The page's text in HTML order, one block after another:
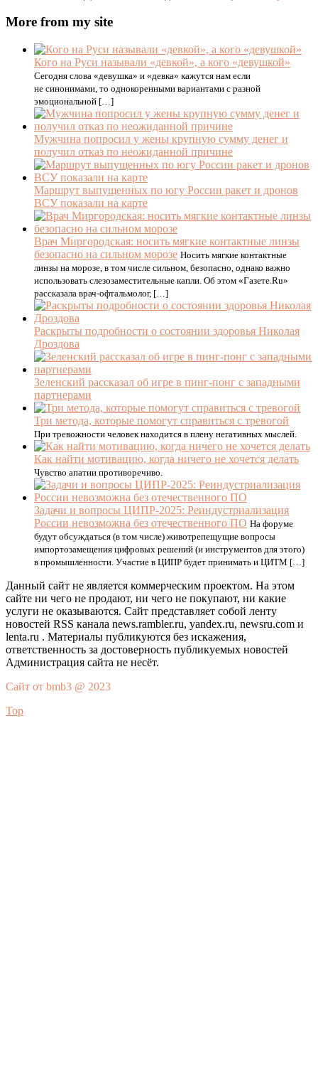
More from my site
Кого на Руси называли «девкой», а кого «девушкой»
Сегодня слова «девушка» и «девка» кажутся нам если
не синонимами, то однокоренными вариантами с разной
эмоциональной […]
Мужчина попросил у жены крупную сумму денег и
получил отказ по неожиданной причине
Маршрут выпущенных по югу России ракет и дронов
ВСУ показали на карте
Врач Миргородская: носить мягкие контактные линзы
безопасно на сильном морозе Носить мягкие контактные
линзы на морозе, в том числе сильном, безопасно, однако важно
использовать слезозаместительные капли. Об этом «Газете.Ru»
рассказала врач-офтальмолог, […]
Раскрыты подробности о состоянии здоровья Николая
Дроздова
Зеленский рассказал об игре в пинг-понг с западными
партнерами
Три метода, которые помогут справиться с тревогой
При тревожности человек находится в плену негативных мыслей.
Как найти мотивацию, когда ничего не хочется делать
Чувство апатии противоречиво.
Задачи и вопросы ЦИПР-2025: Реиндустриализация
России невозможна без отечественного ПО На форуме
будут обсуждаться (в том числе) животрепещущие вопросы
импортозамещения цифровых решений (и инструментов для этого)
в промышленности. Участие в ЦИПР будет принимать и ЦИТМ […]
Данный сайт не является коммерческим проектом. На этом
сайте ни чего не продают, ни чего не покупают, ни какие
услуги не оказываются. Сайт представляет собой ленту
новостей RSS канала news.rambler.ru, yandex.ru, newsru.com и
lenta.ru . Материалы публикуются без искажения,
ответственность за достоверность публикуемых новостей
Администрация сайта не несёт.
Сайт от bmb3 @ 2023
Top